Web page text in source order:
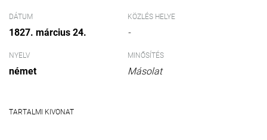
DÁTUM
1827. március 24.
NYELV
német
KÖZLÉS HELYE
-
MINŐSÍTÉS
Másolat
TARTALMI KIVONAT